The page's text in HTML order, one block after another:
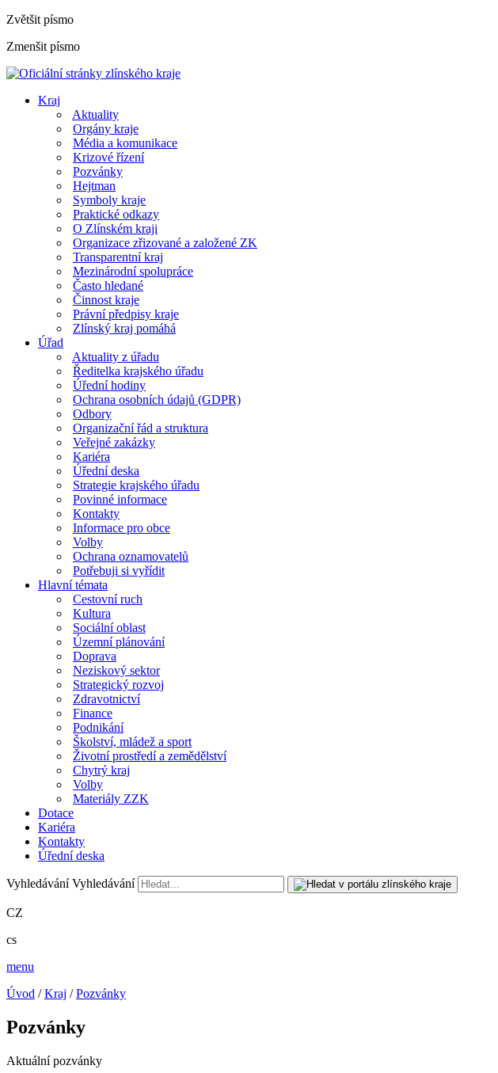
Zvětšit písmo
Zmenšit písmo
Kraj
Aktuality
Orgány kraje
Média a komunikace
Krizové řízení
Pozvánky
Hejtman
Symboly kraje
Praktické odkazy
O Zlínském kraji
Organizace zřizované a založené ZK
Transparentní kraj
Mezinárodní spolupráce
Často hledané
Činnost kraje
Právní předpisy kraje
Zlínský kraj pomáhá
Úřad
Aktuality z úřadu
Ředitelka krajského úřadu
Úřední hodiny
Ochrana osobních údajů (GDPR)
Odbory
Organizační řád a struktura
Veřejné zakázky
Kariéra
Úřední deska
Strategie krajského úřadu
Povinné informace
Kontakty
Informace pro obce
Volby
Ochrana oznamovatelů
Potřebuji si vyřídit
Hlavní témata
Cestovní ruch
Kultura
Sociální oblast
Územní plánování
Doprava
Neziskový sektor
Strategický rozvoj
Zdravotnictví
Finance
Podnikání
Školství, mládež a sport
Životní prostředí a zemědělství
Chytrý kraj
Volby
Materiály ZZK
Dotace
Kariéra
Kontakty
Úřední deska
Vyhledávání Vyhledávání
CZ
cs
menu
Úvod /Kraj /Pozvánky
Pozvánky
Aktuální pozvánky